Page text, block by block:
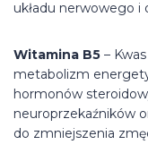
układu nerwowego i
Witamina B5 –
metabolizm
hormonów
neuroprzekaźników
do zmniejszenia